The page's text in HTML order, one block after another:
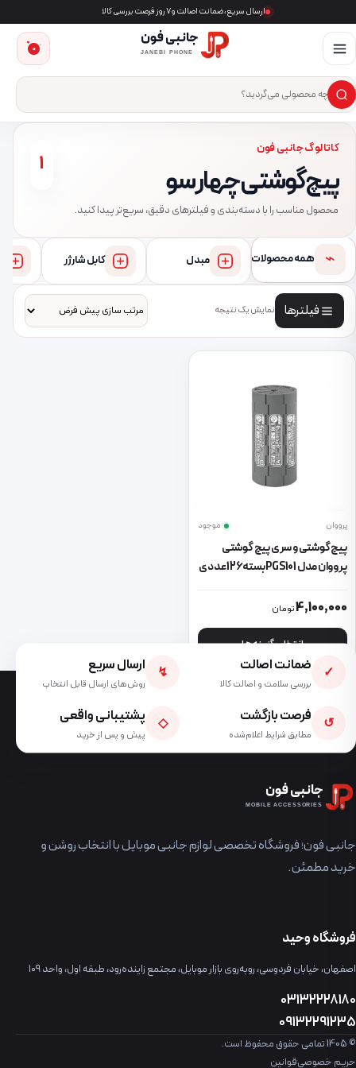
ارسال سریع، ضمانت اصالت و ۷ روز فرصت بررسی کالا
جانبی فون
JANEBI PHONE
جست‌وجوی محصول
×
0
کاتالوگ جانبی فون
پیچ‌گوشتی چهار سو
محصول مناسب را با دسته‌بندی و فیلترهای دقیق، سریع‌تر پیدا کنید.
1
⌁ همه محصولات مبدل کابل شارژر
فیلترها نمایش یک نتیجه
پرووان موجود
پیچ گوشتی و سری پیچ گوشتی
پرووان مدل PGS101 بسته 126 عددی
4,100,000تومان
انتخاب گزینه ها
این محصول دارای انواع مختلفی می باشد. گزینه ها ممکن است در
✓ ضمانت اصالت
بررسی سلامت و اصالت کالا
↯ ارسال سریع
روش‌های ارسال قابل انتخاب
↺ فرصت بازگشت
مطابق شرایط اعلام‌شده
◇ پشتیبانی واقعی
پیش و پس از خرید
جانبی فون
MOBILE ACCESSORIES
جانبی فون؛ فروشگاه تخصصی لوازم جانبی موبایل با انتخاب روشن و
خرید مطمئن.
فروشگاه وحید
اصفهان، خیابان فردوسی، روبه‌روی بازار موبایل، مجتمع زاینده‌رود، طبقه اول، واحد ۱۰۹
03132228180
09132291235
© 1405 تمامی حقوق محفوظ است.
حریم خصوصیقوانین